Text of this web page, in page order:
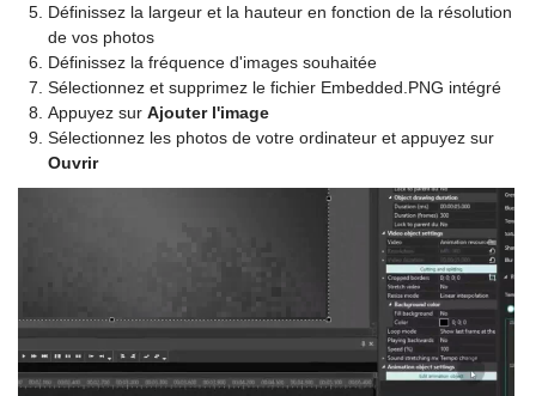
Définissez la largeur et la hauteur en fonction de la résolution
de vos photos
Définissez la fréquence d'images souhaitée
Sélectionnez et supprimez le fichier Embedded.PNG intégré
Appuyez sur Ajouter l'image
Sélectionnez les photos de votre ordinateur et appuyez sur
Ouvrir